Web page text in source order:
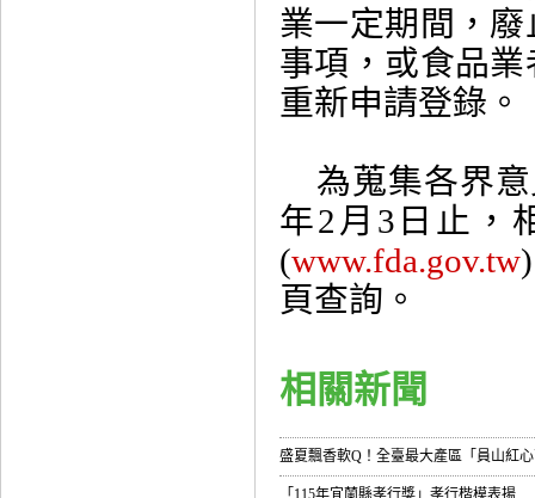
業一定期間，
事項，或食品
重新申請登錄。
為蒐集各界意
年2月3日止，
(www.fda.gov.tw
頁查詢。
相關新聞
盛夏飄香軟Q！全臺最大產區「員山紅
「115年宜蘭縣孝行獎」孝行楷模表揚